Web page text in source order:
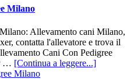
Milano
Allevamento cani Milano,
contatta l'allevatore e trova il
Cani Con Pedigree
… [Continua a leggere...]
Milano